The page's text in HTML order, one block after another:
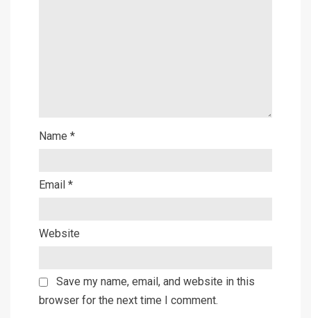
Name *
Email *
Website
Save my name, email, and website in this
browser for the next time I comment.